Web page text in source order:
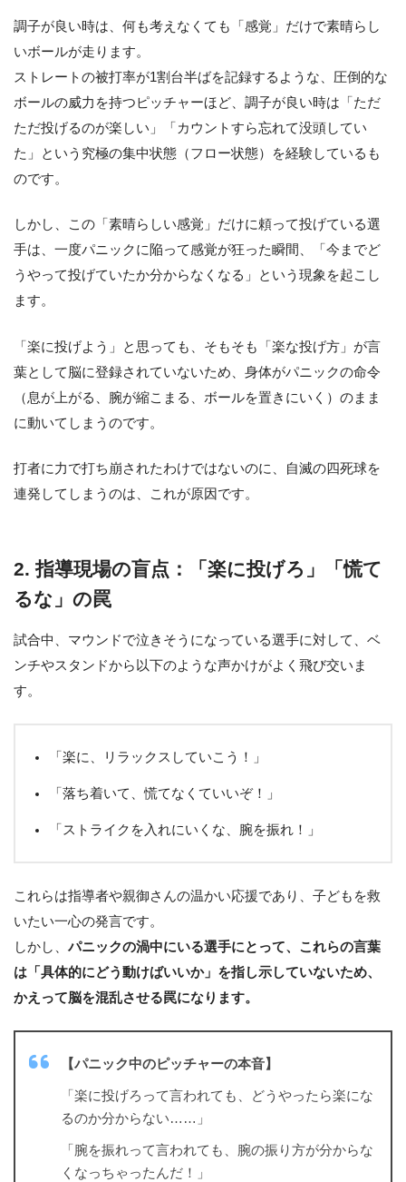
調子が良い時は、何も考えなくても「感覚」だけで素晴らし
いボールが走ります。
ストレートの被打率が1割台半ばを記録するような、圧倒的な
ボールの威力を持つピッチャーほど、調子が良い時は「ただ
ただ投げるのが楽しい」「カウントすら忘れて没頭してい
た」という究極の集中状態（フロー状態）を経験しているも
のです。
しかし、この「素晴らしい感覚」だけに頼って投げている選
手は、一度パニックに陥って感覚が狂った瞬間、「今までど
うやって投げていたか分からなくなる」という現象を起こし
ます。
「楽に投げよう」と思っても、そもそも「楽な投げ方」が言
葉として脳に登録されていないため、身体がパニックの命令
（息が上がる、腕が縮こまる、ボールを置きにいく）のまま
に動いてしまうのです。
打者に力で打ち崩されたわけではないのに、自滅の四死球を
連発してしまうのは、これが原因です。
2. 指導現場の盲点：「楽に投げろ」「慌て
るな」の罠
試合中、マウンドで泣きそうになっている選手に対して、ベ
ンチやスタンドから以下のような声かけがよく飛び交いま
す。
「楽に、リラックスしていこう！」
「落ち着いて、慌てなくていいぞ！」
「ストライクを入れにいくな、腕を振れ！」
これらは指導者や親御さんの温かい応援であり、子どもを救
いたい一心の発言です。
しかし、 パニックの渦中にいる選手にとって、これらの言葉
は「具体的にどう動けばいいか」を指し示していないため、
かえって脳を混乱させる罠になります。
【パニック中のピッチャーの本音】
「楽に投げろって言われても、どうやったら楽にな
るのか分からない……」
「腕を振れって言われても、腕の振り方が分からな
くなっちゃったんだ！」